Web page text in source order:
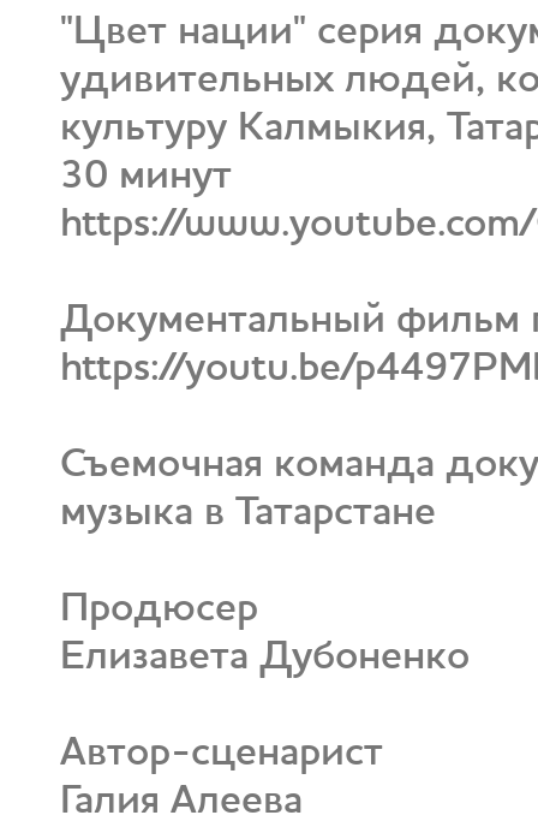
"Цвет нации" серия
удивительных людей,
культуру Калмыкия,
30 минут
https://
Документальный фильм
https://youtu.be/
Съемочная команда
музыка в Татарстане
Продюсер
Елизавета Дубоненко
Автор-сценарист
Галия Алеева